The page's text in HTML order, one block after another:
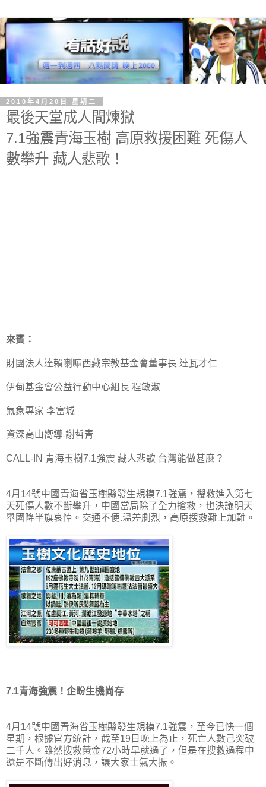
2010年4月20日 星期二
最後天堂成人間煉獄
7.1強震青海玉樹 高原救援困難 死傷人
數攀升 藏人悲歌！
來賓：
財團法人達賴喇嘛西藏宗教基金會董事長 達瓦才仁
伊甸基金會公益行動中心組長 程敏淑
氣象專家 李富城
資深高山嚮導 謝哲青
CALL-IN 青海玉樹7.1強震 藏人悲歌 台灣能做甚麼？
4月14號中國青海省玉樹縣發生規模7.1強震，搜救進入第七
天死傷人數不斷攀升，中國當局除了全力搶救，也決議明天
舉國降半旗哀悼。交通不便.溫差劇烈，高原搜救難上加難。
7.1青海強震！企盼生機尚存
4月14號中國青海省玉樹縣發生規模7.1強震，至今已快一個
星期，根據官方統計，截至19日晚上為止，死亡人數己突破
二千人。雖然搜救黃金72小時早就過了，但是在搜救過程中
還是不斷傳出好消息，讓大家士氣大振。